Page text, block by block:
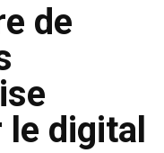
de
le digital